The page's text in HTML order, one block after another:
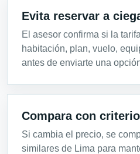
Evita reservar a
El asesor confirma si la
habitación, plan, vuelo,
antes de enviarte una
Compara con criterio
Si cambia el precio, se
similares de Lima para